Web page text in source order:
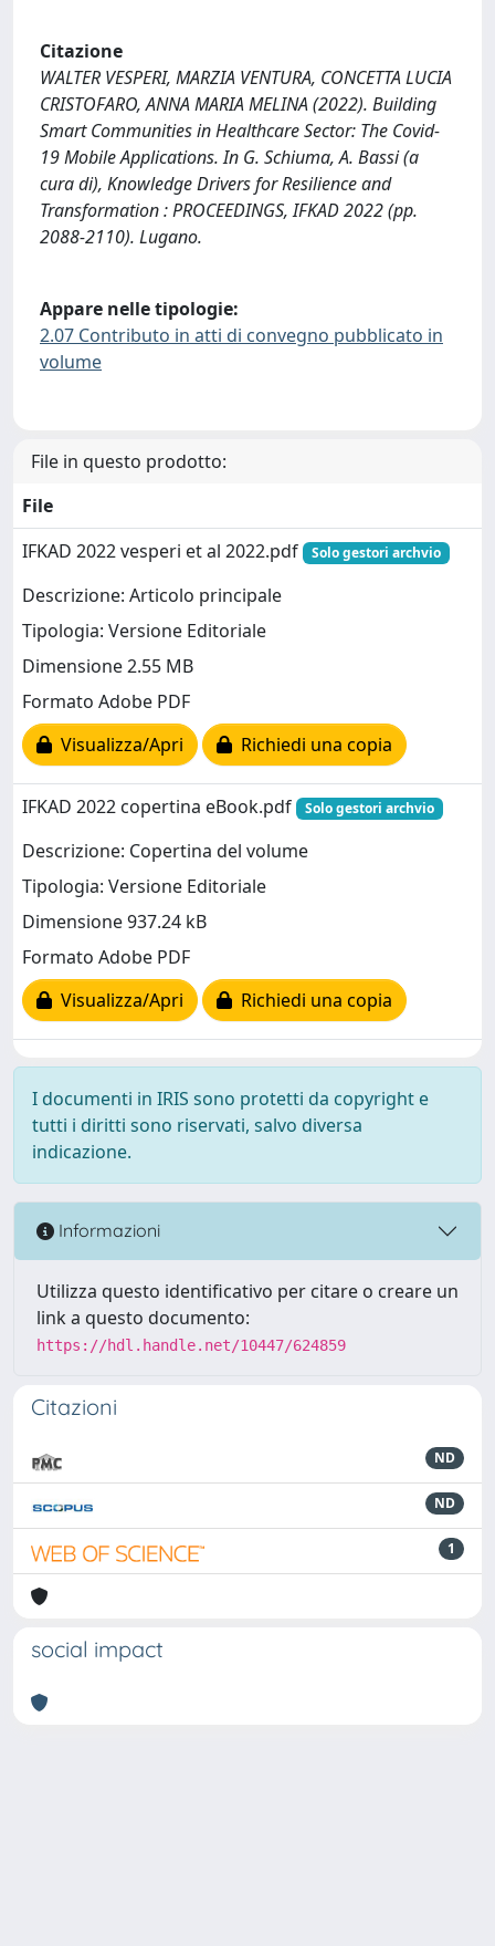
Citazione
WALTER VESPERI, MARZIA VENTURA, CONCETTA LUCIA
CRISTOFARO, ANNA MARIA MELINA (2022). Building
Smart Communities in Healthcare Sector: The Covid-
19 Mobile Applications. In G. Schiuma, A. Bassi (a
cura di), Knowledge Drivers for Resilience and
Transformation : PROCEEDINGS, IFKAD 2022 (pp.
2088-2110). Lugano.
Appare nelle tipologie:
2.07 Contributo in atti di convegno pubblicato in
volume
File in questo prodotto:
File
IFKAD 2022 vesperi et al 2022.pdf
Solo gestori archvio
Descrizione: Articolo principale
Tipologia: Versione Editoriale
Dimensione 2.55 MB
Formato Adobe PDF
Visualizza/Apri
Richiedi una copia
IFKAD 2022 copertina eBook.pdf Solo gestori archvio
Descrizione: Copertina del volume
Tipologia: Versione Editoriale
Dimensione 937.24 kB
Formato Adobe PDF
Visualizza/Apri
Richiedi una copia
I documenti in IRIS sono protetti da copyright e
tutti i diritti sono riservati, salvo diversa
indicazione.
Informazioni
Utilizza questo identificativo per citare o creare un
link a questo documento:
https://hdl.handle.net/10447/624859
Citazioni
ND
ND
1
social impact